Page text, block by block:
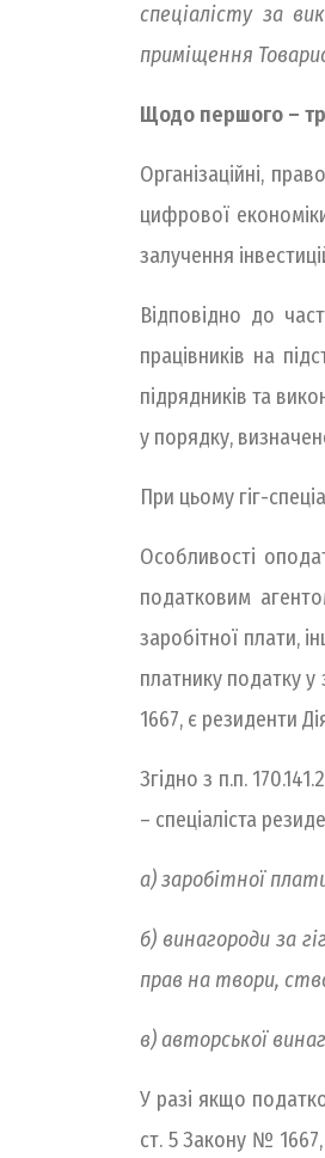
спеціалісту за
приміщення
Щодо першого –
Організаційні,
цифрової
залучення
Відповідно до
працівників на
підрядників та
у порядку,
При цьому гіг-
Особливості
податковим
заробітної плати,
платнику податку
1667, є резиденти
Згідно з п.п.
– спеціаліста
а) заробітної
б) винагороди за
прав на твори,
в) авторської
У разі якщо
ст. 5 Закону №